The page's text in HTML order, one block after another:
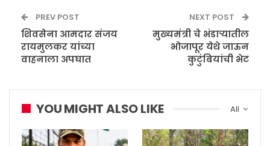
PREV POST
शिवसेना आमदार संजय
रायमुलकर यांच्या
वाहनाला अपघात
NEXT POST
मुख्यमंत्री चे भंडाऱ्यातील
भोजापूर येथे जाऊन
कुटुंबियांची भेट
All
YOU MIGHT ALSO LIKE